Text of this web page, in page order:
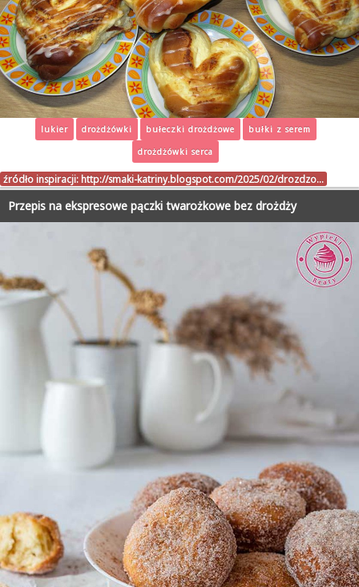
lukier drożdżówki bułeczki drożdżowe
bułki z serem
drożdżówki serca
źródło inspiracji: http://smaki-katriny.blogspot.com/2025/02/drozdzo…
Przepis na ekspresowe pączki twarożkowe bez drożdży